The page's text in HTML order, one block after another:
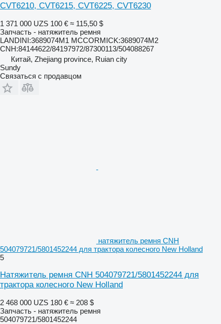
CVT6210, CVT6215, CVT6225, CVT6230
1 371 000 UZS 100 € ≈ 115,50 $
Запчасть - натяжитель ремня
LANDINI:3689074M1 MCCORMICK:3689074M2
CNH:84144622/84197972/87300113/504088267
Китай, Zhejiang province, Ruian city
Sundy
Связаться с продавцом
натяжитель ремня CNH
504079721/5801452244 для трактора колесного New Holland
5
Натяжитель ремня CNH 504079721/5801452244 для
трактора колесного New Holland
2 468 000 UZS 180 € ≈ 208 $
Запчасть - натяжитель ремня
504079721/5801452244